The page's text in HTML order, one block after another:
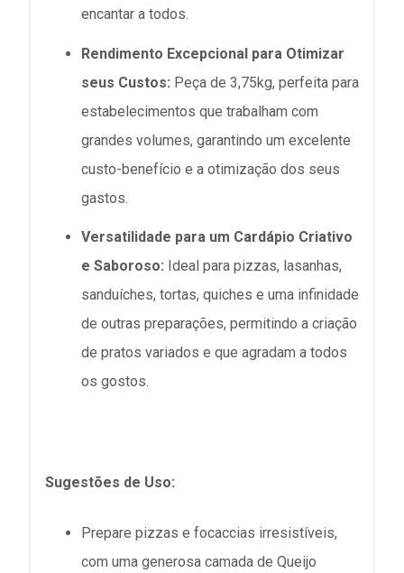
encantar a todos.
Rendimento Excepcional para Otimizar
seus Custos: Peça de 3,75kg, perfeita para
estabelecimentos que trabalham com
grandes volumes, garantindo um excelente
custo-benefício e a otimização dos seus
gastos.
Versatilidade para um Cardápio Criativo
e Saboroso: Ideal para pizzas, lasanhas,
sanduíches, tortas, quiches e uma infinidade
de outras preparações, permitindo a criação
de pratos variados e que agradam a todos
os gostos.
Sugestões de Uso:
Prepare pizzas e focaccias irresistíveis,
com uma generosa camada de Queijo